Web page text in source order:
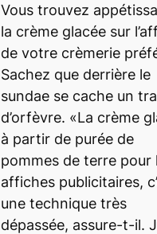
Vous trouvez
la crème glacée sur
de votre crèmerie
Sachez que derrière le
sundae se cache un
d’orfèvre. «La crème
à partir de purée de
pommes de terre pour
affiches publicitaires,
une technique très
dépassée, assure-t-il.